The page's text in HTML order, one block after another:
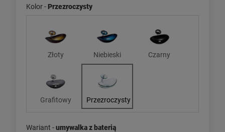
Kolor -Przezroczysty
Złoty Niebieski Czarny
Grafitowy Przezroczysty
Wariant -umywalka z baterią